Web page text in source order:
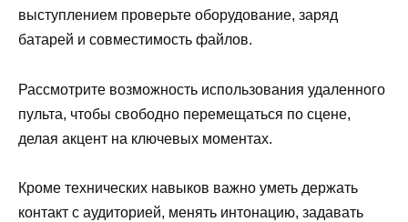
выступлением проверьте оборудование, заряд
батарей и совместимость файлов.
Рассмотрите возможность использования удаленного
пульта, чтобы свободно перемещаться по сцене,
делая акцент на ключевых моментах.
Кроме технических навыков важно уметь держать
контакт с аудиторией, менять интонацию, задавать